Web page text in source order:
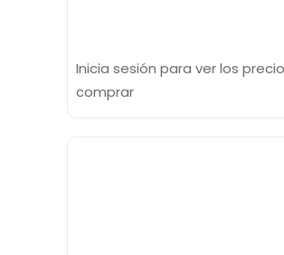
Inicia sesión para ver los
comprar